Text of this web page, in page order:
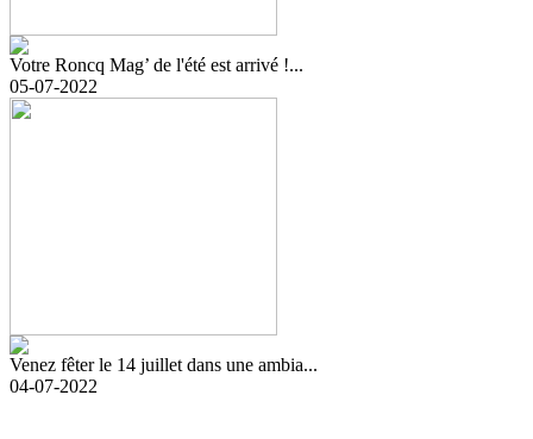
Votre Roncq Mag’ de l'été est arrivé !...
05-07-2022
Venez fêter le 14 juillet dans une ambia...
04-07-2022